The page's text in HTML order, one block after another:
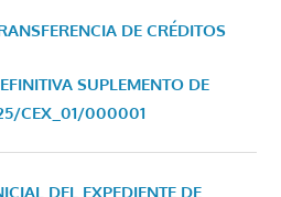
DE CRÉDITOS
SUPLEMENTO DE
CEX_01/000001
DEL EXPEDIENTE DE